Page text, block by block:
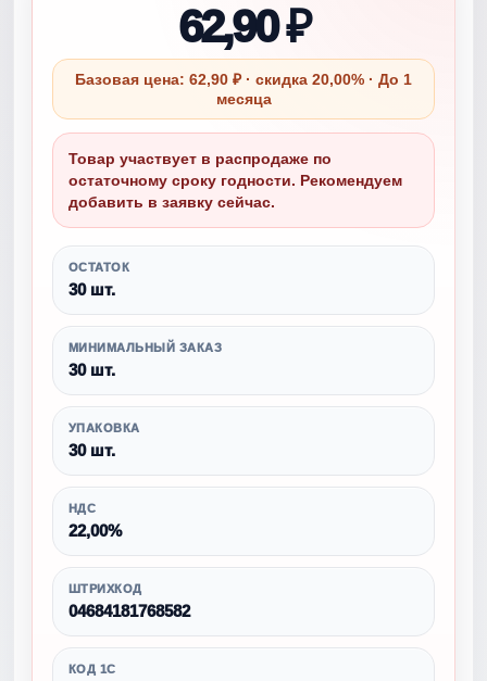
62,90 ₽
Базовая цена: 62,90 ₽ · скидка 20,00% · До 1
месяца
Товар участвует в распродаже по
остаточному сроку годности. Рекомендуем
добавить в заявку сейчас.
ОСТАТОК
30 шт.
МИНИМАЛЬНЫЙ ЗАКАЗ
30 шт.
УПАКОВКА
30 шт.
НДС
22,00%
ШТРИХКОД
04684181768582
КОД 1С